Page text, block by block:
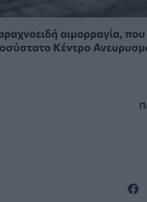
αιμορραγία,
Κέντρο